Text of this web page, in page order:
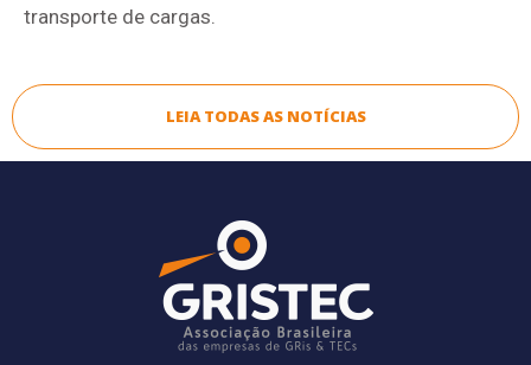
transporte de cargas.
LEIA TODAS AS NOTÍCIAS